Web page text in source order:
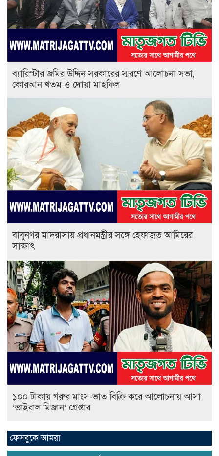
ব্যারিস্টার জমির উদ্দিন সরকারের স্মরণে আলোচনা সভা,
কোরআন খতম ও দোয়া মাহফিল
বাবুনগর মাদরাসায় প্রধানমন্ত্রীর সঙ্গে হেফাজত আমিরের
সাক্ষাৎ
১০০ টাকায় গরুর মাংস-ভাত বিক্রি করে আলোচনায় আসা
‘ভাইরাল মিজান’ গ্রেপ্তার
ফেসবুকে আমরা